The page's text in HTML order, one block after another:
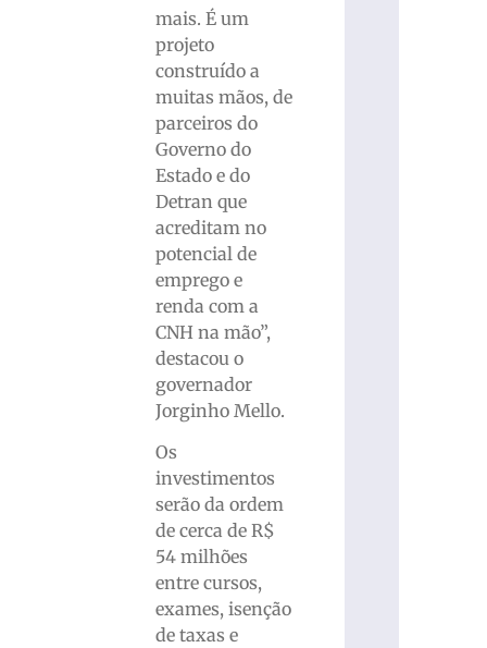
mais. É um
projeto
construído a
muitas mãos, de
parceiros do
Governo do
Estado e do
Detran que
acreditam no
potencial de
emprego e
renda com a
CNH na mão”,
destacou o
governador
Jorginho Mello.
Os
investimentos
serão da ordem
de cerca de R$
54 milhões
entre cursos,
exames, isenção
de taxas e